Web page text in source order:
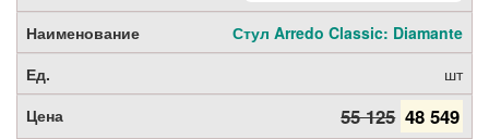
Стул Arredo Classic: Diamante
шт
55 125 48 549